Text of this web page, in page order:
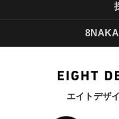
エイトデザ